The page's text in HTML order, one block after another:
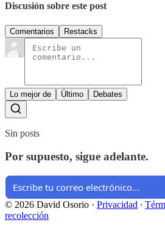
Discusión sobre este post
Comentarios Restacks
Lo mejor de Último Debates
Sin posts
Por supuesto, sigue adelante.
© 2026 David Osorio · Privacidad ∙
recolección